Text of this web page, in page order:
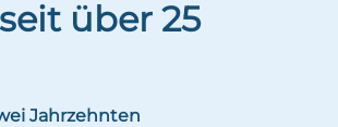
über 25
Jahrzehnten